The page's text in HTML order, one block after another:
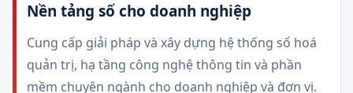
Nền tảng số cho doanh nghiệp
Cung cấp giải pháp và xây dựng hệ thống số hoá
quản trị, hạ tầng công nghệ thông tin và phần
mềm chuyên ngành cho doanh nghiệp và đơn vị.